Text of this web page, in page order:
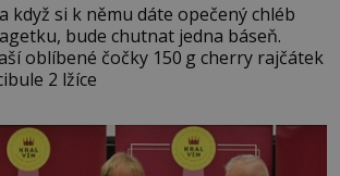
když si k němu dáte opečený chléb
bude chutnat jedna báseň.
2 lžíce